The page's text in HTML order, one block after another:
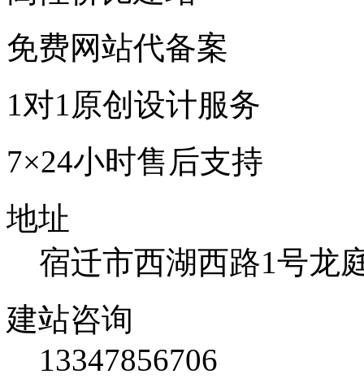
免费网站代备案
1对1原创设计服务
7×24小时售后支持
地址
宿迁市西湖西路1号龙
建站咨询
13347856706